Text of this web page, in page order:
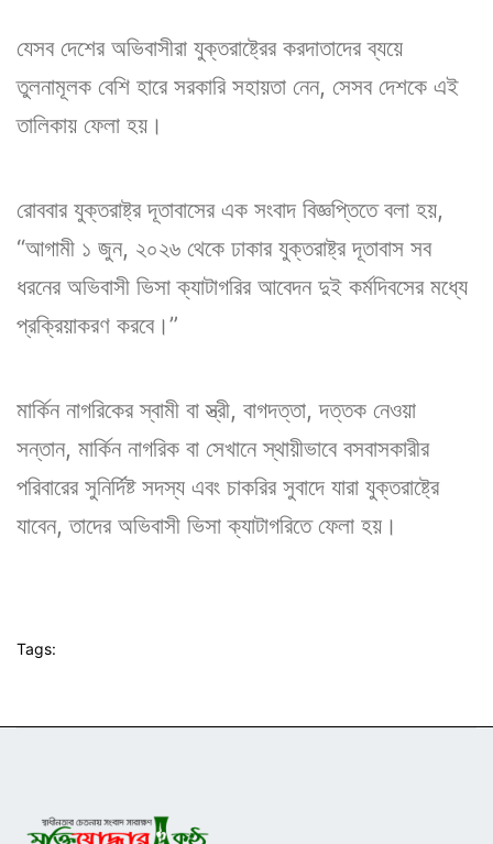
যেসব দেশের অভিবাসীরা যুক্তরাষ্ট্রের করদাতাদের ব্যয়ে
তুলনামূলক বেশি হারে সরকারি সহায়তা নেন, সেসব দেশকে এই
তালিকায় ফেলা হয়।
রোববার যুক্তরাষ্ট্র দূতাবাসের এক সংবাদ বিজ্ঞপ্তিতে বলা হয়,
“আগামী ১ জুন, ২০২৬ থেকে ঢাকার যুক্তরাষ্ট্র দূতাবাস সব
ধরনের অভিবাসী ভিসা ক্যাটাগরির আবেদন দুই কর্মদিবসের মধ্যে
প্রক্রিয়াকরণ করবে।”
মার্কিন নাগরিকের স্বামী বা স্ত্রী, বাগদত্তা, দত্তক নেওয়া
সন্তান, মার্কিন নাগরিক বা সেখানে স্থায়ীভাবে বসবাসকারীর
পরিবারের সুনির্দিষ্ট সদস্য এবং চাকরির সুবাদে যারা যুক্তরাষ্ট্রে
যাবেন, তাদের অভিবাসী ভিসা ক্যাটাগরিতে ফেলা হয়।
Tags: